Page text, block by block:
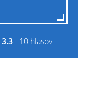
3.3- 10 hlasov